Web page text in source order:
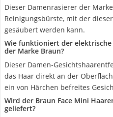
Dieser Damenrasierer der
Reinigungsbürste, mit der
gesäubert werden kann.
Wie funktioniert der
der Marke Braun?
Dieser Damen-
das Haar direkt an der
ein von Härchen befreites
Wird der Braun Face Mini
geliefert?